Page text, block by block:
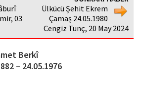
03
Ülkücü Şehit Ekrem
Çamaş 24.05.1980
Cengiz Tunç, 20 May 2024
Berkî
– 24.05.1976